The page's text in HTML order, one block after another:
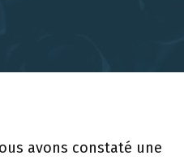
avons constaté une